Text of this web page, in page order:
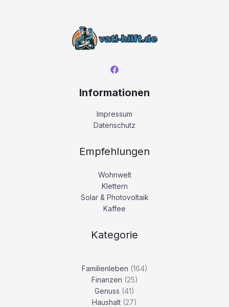
Informationen
Impressum
Datenschutz
Empfehlungen
Wohnwelt
Klettern
Solar & Photovoltaik
Kaffee
Kategorie
Familienleben (164)
Finanzen (25)
Genuss (41)
Haushalt (27)